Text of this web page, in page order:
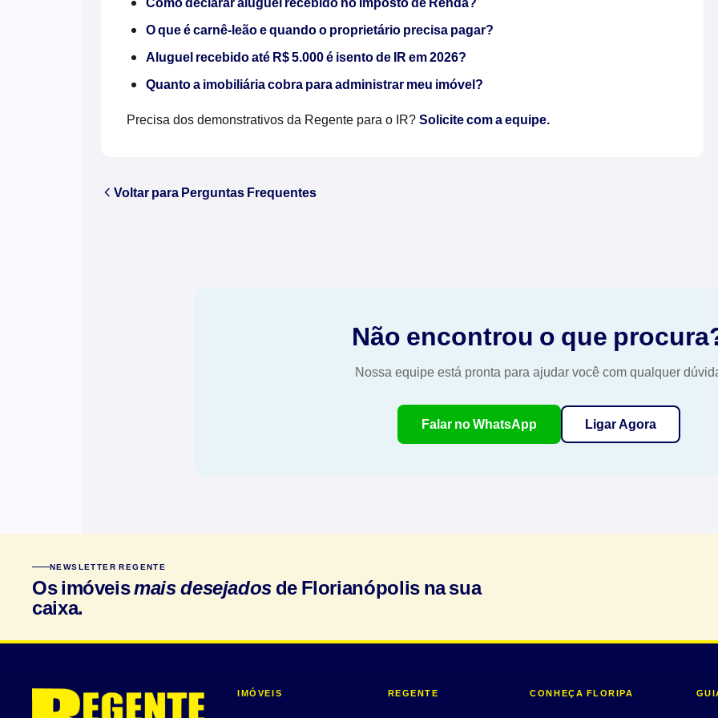
O que é carnê-leão e quando o proprietário precisa pagar?
Aluguel recebido até R$ 5.000 é isento de IR em 2026?
Quanto a imobiliária cobra para administrar meu imóvel?
Precisa dos demonstrativos da Regente para o IR?Solicite com a equipe.
Voltar para Perguntas Frequentes
Não encontrou o que
Nossa equipe está pronta para ajudar você com qualquer
Falar no WhatsApp Ligar Agora
NEWSLETTER REGENTE
Os imóveismais desejadosde Florianópolis na sua
caixa.
IMÓVEIS REGENTE CONHEÇA FLORIPA